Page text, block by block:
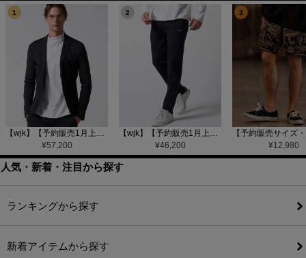
1
【wjk】【予約販売1月上旬～中旬入荷】function knit jacket(jacquard check) ニットジャケット(207 mw08j)
¥57,200
2
【wjk】【予約販売1月上旬～中旬入荷】function knit easy slacks(jacquard check) ニットイージーパンツ(504 mw08j)
¥46,200
3
¥12,980
人気・新着・注目から探す
ランキングから探す
新着アイテムから探す